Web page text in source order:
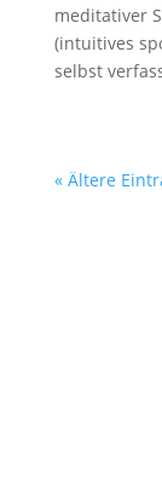
meditativer
(intuitives
selbst
« Ältere